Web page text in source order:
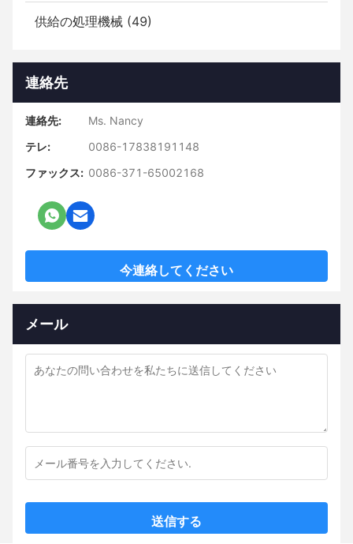
供給の処理機械 (49)
連絡先
連絡先:
Ms. Nancy
テレ:
0086-17838191148
ファックス: 0086-371-65002168
今連絡してください
メール
送信する